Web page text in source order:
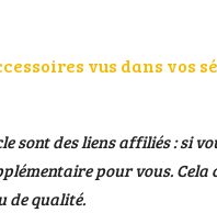
vus dans vos
sont des liens affiliés : si
pour vous.
de qualité.